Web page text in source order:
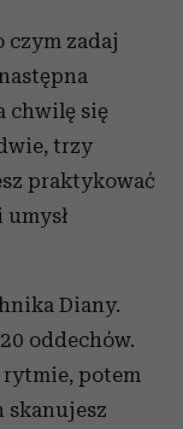
czym zadaj
chwilę się
trzy
praktykować
Diany.
oddechów.
rytmie, potem
skanujesz